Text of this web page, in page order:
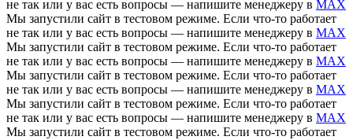
не так или у вас есть вопросы — напишите менеджеру в MAX
Мы запустили сайт в тестовом режиме. Если что-то работает
не так или у вас есть вопросы — напишите менеджеру в MAX
Мы запустили сайт в тестовом режиме. Если что-то работает
не так или у вас есть вопросы — напишите менеджеру в MAX
Мы запустили сайт в тестовом режиме. Если что-то работает
не так или у вас есть вопросы — напишите менеджеру в MAX
Мы запустили сайт в тестовом режиме. Если что-то работает
не так или у вас есть вопросы — напишите менеджеру в MAX
Мы запустили сайт в тестовом режиме. Если что-то работает